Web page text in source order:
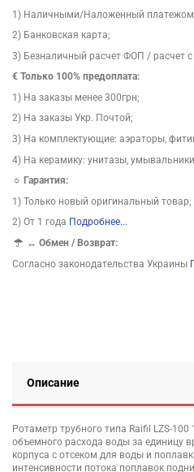
1) Наличными/Наложенный
2) Банковская карта;
3) Безналичный расчет ФОП / расчет
€ Только 100% предоплата:
1) На заказы менее 300грн;
2) На заказы Укр. Почтой;
3) На комплектующие: аэраторы,
4) На керамику: унитазы,
☼ Гарантия:
1) Только новый оригинальный товар;
2) От 1 года Подробнее...
↔Обмен / Возврат:
Согласно законодательства Украины
Описание
Ротаметр трубного типа Raifil LZS-
объемного расхода воды за единицу
корпуса с отсеком для воды и
интенсивности потока поплавок